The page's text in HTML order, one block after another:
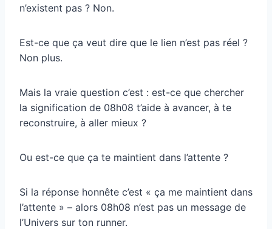
n’existent pas ? Non.
Est-ce que ça veut dire que le lien n’est pas réel ?
Non plus.
Mais la vraie question c’est : est-ce que chercher
la signification de 08h08 t’aide à avancer, à te
reconstruire, à aller mieux ?
Ou est-ce que ça te maintient dans l’attente ?
Si la réponse honnête c’est « ça me maintient dans
l’attente » – alors 08h08 n’est pas un message de
l’Univers sur ton runner.